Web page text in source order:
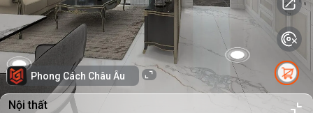
Phong Cách Châu Âu
Nội thất